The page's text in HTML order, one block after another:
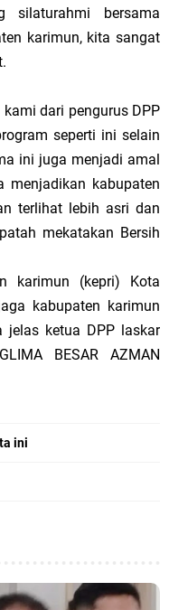
silaturahmi bersama
karimun, kita sangat
dari pengurus DPP
seperti ini selain
ini juga menjadi amal
kabupaten
terlihat lebih asri dan
mekatakan Bersih
karimun (kepri) Kota
kabupaten karimun
ketua DPP laskar
BESAR AZMAN
ini